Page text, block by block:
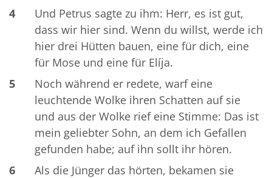
4
Und Petrus sagte zu ihm: Herr, es ist gut,
dass wir hier sind. Wenn du willst, werde ich
hier drei Hütten bauen, eine für dich, eine
für Mose und eine für Elíja.
5
Noch während er redete, warf eine
leuchtende Wolke ihren Schatten auf sie
und aus der Wolke rief eine Stimme: Das ist
mein geliebter Sohn, an dem ich Gefallen
gefunden habe; auf ihn sollt ihr hören.
6
Als die Jünger das hörten, bekamen sie